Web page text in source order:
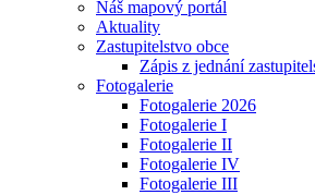
Náš mapový portál
Aktuality
Zastupitelstvo obce
Zápis z jednání
Fotogalerie
Fotogalerie 2026
Fotogalerie I
Fotogalerie II
Fotogalerie IV
Fotogalerie III